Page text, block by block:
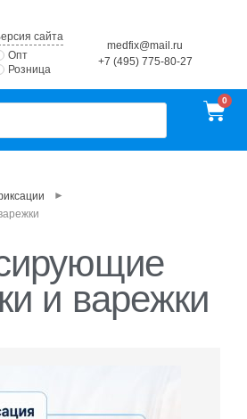
сайта
Опт
Розница
medfix@mail.ru
+7 (495) 775-80-27
►
и варежки